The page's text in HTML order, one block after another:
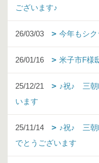
ございます♪
26/03/03 今年もシク
26/01/16 米子市F様
25/12/21
♪祝♪ 三
います
25/11/14
♪祝♪ 三
でとうございます